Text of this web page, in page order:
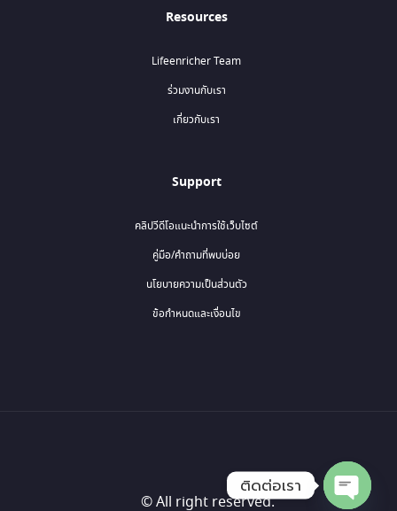
Resources
Lifeenricher Team
ร่วมงานกับเรา
เกี่ยวกับเรา
Support
คลิปวีดีโอแนะนำการใช้เว็บไซต์
คู่มือ/คำถามที่พบบ่อย
นโยบายความเป็นส่วนตัว
ข้อกำหนดและเงื่อนไข
© All right reserved.
ติดต่อเรา